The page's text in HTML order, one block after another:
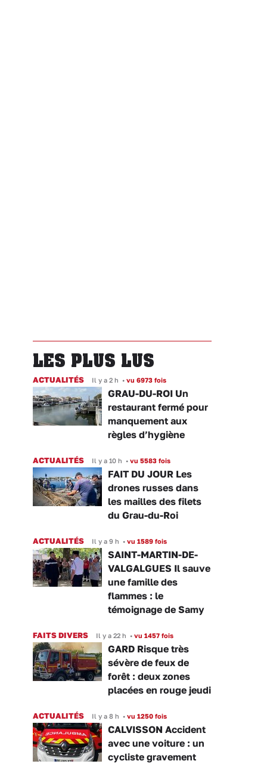
LES PLUS LUS
ACTUALITÉS Il y a 2 h • vu 6973 fois
GRAU-DU-ROI Un
restaurant fermé pour
manquement aux
règles d’hygiène
ACTUALITÉS Il y a 10 h • vu 5583 fois
FAIT DU JOUR Les
drones russes dans
les mailles des filets
du Grau-du-Roi
ACTUALITÉS Il y a 9 h • vu 1589 fois
SAINT-MARTIN-DE-
VALGALGUES Il sauve
une famille des
flammes : le
témoignage de Samy
FAITS DIVERS Il y a 22 h • vu 1457 fois
GARD Risque très
sévère de feux de
forêt : deux zones
placées en rouge jeudi
ACTUALITÉS Il y a 8 h • vu 1250 fois
CALVISSON Accident
avec une voiture : un
cycliste gravement